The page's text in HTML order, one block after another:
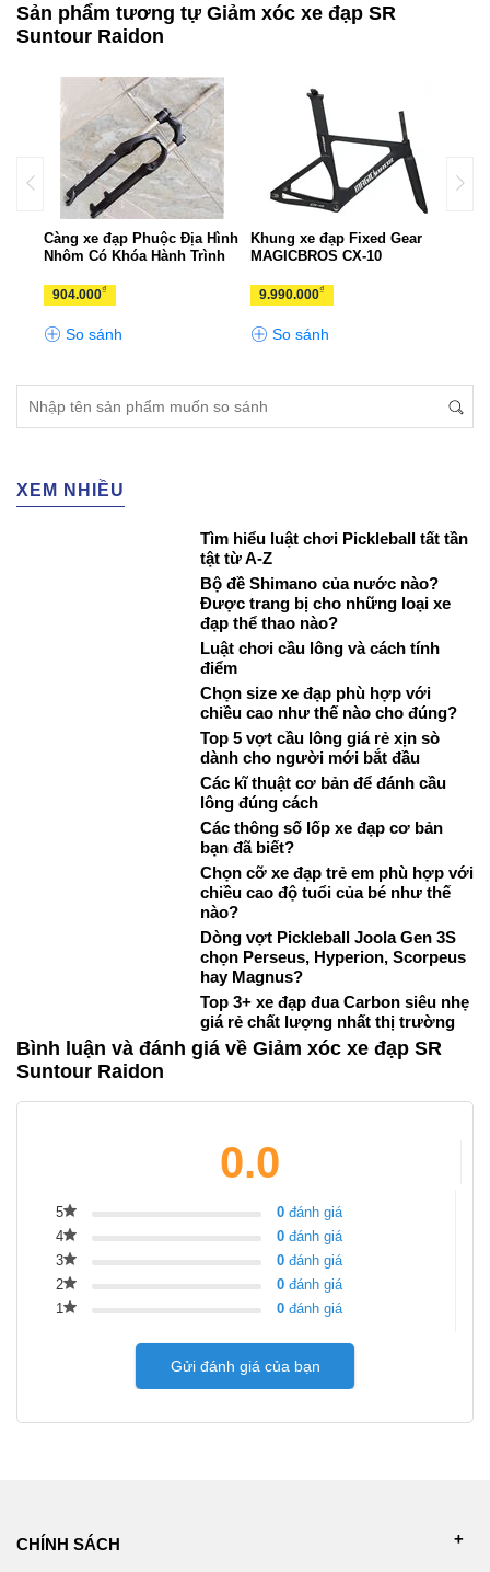
Sản phẩm tương tự Giảm xóc xe đạp SR
Suntour Raidon
Càng xe đạp Phuộc Địa Hình
Nhôm Có Khóa Hành Trình
904.000₫
So sánh
Khung xe đạp Fixed Gear
MAGICBROS CX-10
9.990.000₫
So sánh
XEM NHIỀU
Tìm hiểu luật chơi Pickleball tất tần
tật từ A-Z
Bộ đề Shimano của nước nào?
Được trang bị cho những loại xe
đạp thể thao nào?
Luật chơi cầu lông và cách tính
điểm
Chọn size xe đạp phù hợp với
chiều cao như thế nào cho đúng?
Top 5 vợt cầu lông giá rẻ xịn sò
dành cho người mới bắt đầu
Các kĩ thuật cơ bản để đánh cầu
lông đúng cách
Các thông số lốp xe đạp cơ bản
bạn đã biết?
Chọn cỡ xe đạp trẻ em phù hợp với
chiều cao độ tuổi của bé như thế
nào?
Dòng vợt Pickleball Joola Gen 3S
chọn Perseus, Hyperion, Scorpeus
hay Magnus?
Top 3+ xe đạp đua Carbon siêu nhẹ
giá rẻ chất lượng nhất thị trường
Bình luận và đánh giá về Giảm xóc xe đạp SR
Suntour Raidon
0.0
5 0 đánh giá
4
0 đánh giá
3
0 đánh giá
2
0 đánh giá
1
0 đánh giá
Gửi đánh giá của bạn
CHÍNH SÁCH